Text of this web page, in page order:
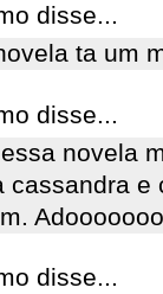
disse...
ta um
disse...
novela
cassandra e
disse...